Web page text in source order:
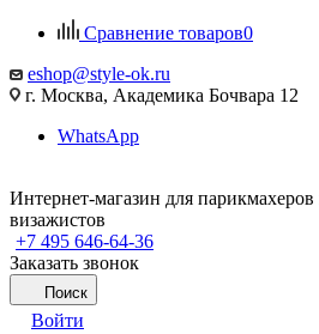
Сравнение товаров0
eshop@style-ok.ru
г. Москва, Академика Бочвара 12
WhatsApp
Интернет-магазин для
визажистов
+7 495 646-64-36
Заказать звонок
Поиск
Войти